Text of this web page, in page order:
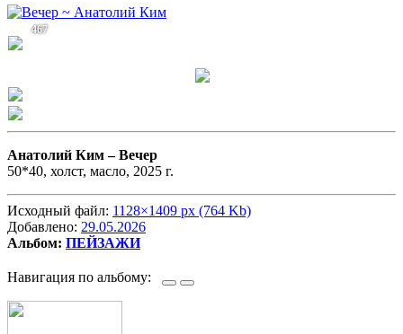
467
Анатолий Ким –Вечер
50*40, холст, масло, 2025 г.
Исходный файл: 1128×1409 px (764 Kb)
Добавлено: 29.05.2026
Альбом: ПЕЙЗАЖИ
Навигация по альбому: